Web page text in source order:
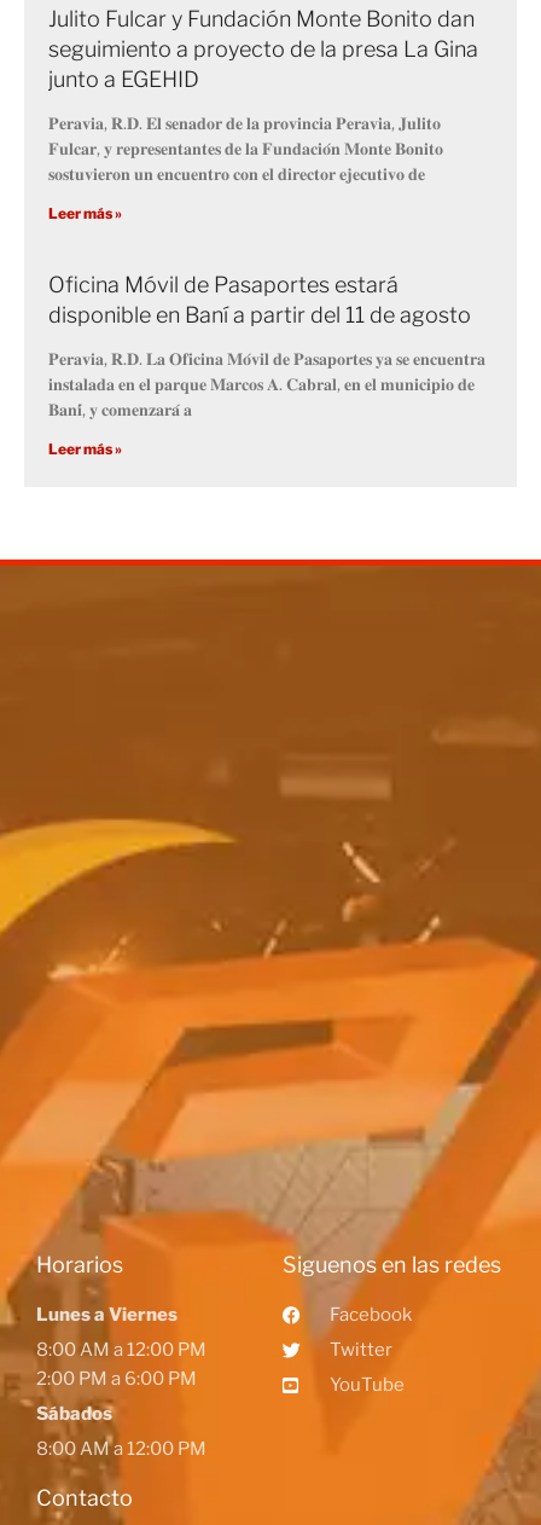
Julito Fulcar y Fundación Monte Bonito dan
seguimiento a proyecto de la presa La Gina
junto a EGEHID
𝐏𝐞𝐫𝐚𝐯𝐢𝐚, 𝐑.𝐃. 𝐄𝐥 𝐬𝐞𝐧𝐚𝐝𝐨𝐫 𝐝𝐞 𝐥𝐚 𝐩𝐫𝐨𝐯𝐢𝐧𝐜𝐢𝐚 𝐏𝐞𝐫𝐚𝐯𝐢𝐚, 𝐉𝐮𝐥𝐢𝐭𝐨
𝐅𝐮𝐥𝐜𝐚𝐫, 𝐲 𝐫𝐞𝐩𝐫𝐞𝐬𝐞𝐧𝐭𝐚𝐧𝐭𝐞𝐬 𝐝𝐞 𝐥𝐚 𝐅𝐮𝐧𝐝𝐚𝐜𝐢𝐨́𝐧 𝐌𝐨𝐧𝐭𝐞 𝐁𝐨𝐧𝐢𝐭𝐨
𝐬𝐨𝐬𝐭𝐮𝐯𝐢𝐞𝐫𝐨𝐧 𝐮𝐧 𝐞𝐧𝐜𝐮𝐞𝐧𝐭𝐫𝐨 𝐜𝐨𝐧 𝐞𝐥 𝐝𝐢𝐫𝐞𝐜𝐭𝐨𝐫 𝐞𝐣𝐞𝐜𝐮𝐭𝐢𝐯𝐨 𝐝𝐞
Leer más »
Oficina Móvil de Pasaportes estará
disponible en Baní a partir del 11 de agosto
𝐏𝐞𝐫𝐚𝐯𝐢𝐚, 𝐑.𝐃. 𝐋𝐚 𝐎𝐟𝐢𝐜𝐢𝐧𝐚 𝐌𝐨́𝐯𝐢𝐥 𝐝𝐞 𝐏𝐚𝐬𝐚𝐩𝐨𝐫𝐭𝐞𝐬 𝐲𝐚 𝐬𝐞 𝐞𝐧𝐜𝐮𝐞𝐧𝐭𝐫𝐚
𝐢𝐧𝐬𝐭𝐚𝐥𝐚𝐝𝐚 𝐞𝐧 𝐞𝐥 𝐩𝐚𝐫𝐪𝐮𝐞 𝐌𝐚𝐫𝐜𝐨𝐬 𝐀. 𝐂𝐚𝐛𝐫𝐚𝐥, 𝐞𝐧 𝐞𝐥 𝐦𝐮𝐧𝐢𝐜𝐢𝐩𝐢𝐨 𝐝𝐞
𝐁𝐚𝐧𝐢́, 𝐲 𝐜𝐨𝐦𝐞𝐧𝐳𝐚𝐫𝐚́ 𝐚
Leer más »
Horarios
Lunes a Viernes
8:00 AM a 12:00 PM
2:00 PM a 6:00 PM
Sábados
8:00 AM a 12:00 PM
Contacto
Siguenos en las redes
Facebook
Twitter
YouTube